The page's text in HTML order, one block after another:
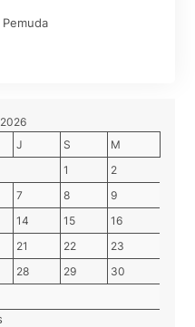
J S
M
1
2
7 8
9
14 15
16
21 22
23
28 29
30